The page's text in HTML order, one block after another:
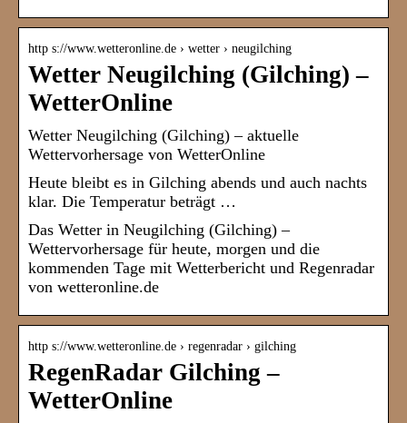
http s://www.wetteronline.de › wetter › neugilching
Wetter Neugilching (Gilching) –
WetterOnline
Wetter Neugilching (Gilching) – aktuelle
Wettervorhersage von WetterOnline
Heute bleibt es in Gilching abends und auch nachts
klar. Die Temperatur beträgt …
Das Wetter in Neugilching (Gilching) –
Wettervorhersage für heute, morgen und die
kommenden Tage mit Wetterbericht und Regenradar
von wetteronline.de
http s://www.wetteronline.de › regenradar › gilching
RegenRadar Gilching –
WetterOnline